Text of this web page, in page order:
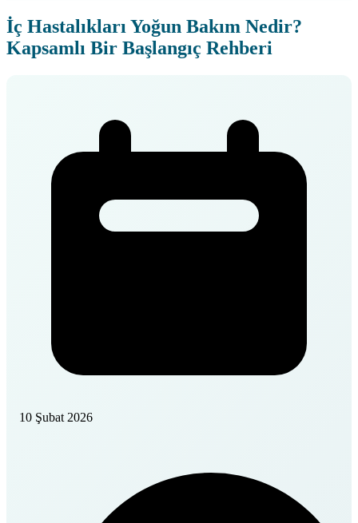
İç Hastalıkları Yoğun Bakım Nedir?
Kapsamlı Bir Başlangıç Rehberi
10 Şubat 2026